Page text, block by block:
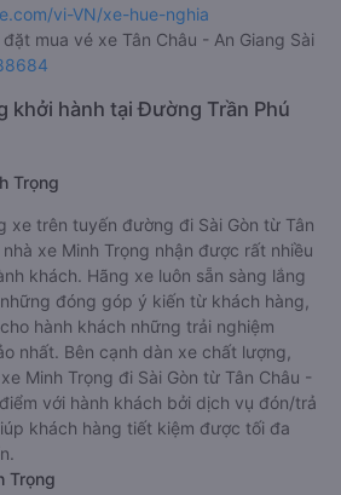
vi-VN/xe-hue-nghia
mua vé xe Tân Châu - An Giang Sài
khởi hành tại Đường Trần Phú
Trọng
xe trên tuyến đường đi Sài Gòn từ Tân
xe Minh Trọng nhận được rất nhiều
khách. Hãng xe luôn sẵn sàng lắng
đóng góp ý kiến từ khách hàng,
hành khách những trải nghiệm
nhất. Bên cạnh dàn xe chất lượng,
Minh Trọng đi Sài Gòn từ Tân Châu -
với hành khách bởi dịch vụ đón/trả
khách hàng tiết kiệm được tối đa
Trọng